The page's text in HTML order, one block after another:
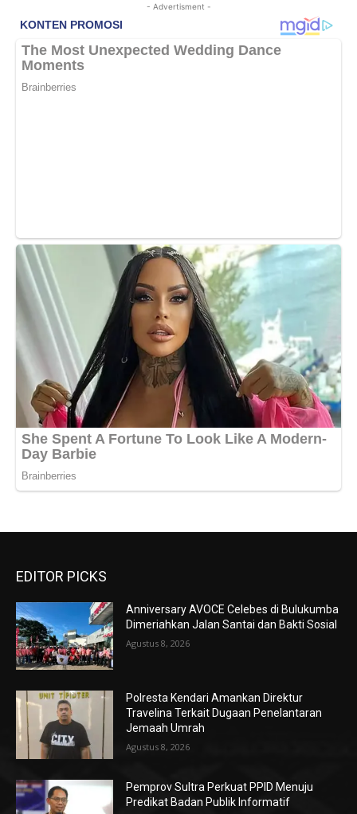
- Advertisment -
EDITOR PICKS
Anniversary AVOCE Celebes di Bulukumba
Dimeriahkan Jalan Santai dan Bakti Sosial
Agustus 8, 2026
Polresta Kendari Amankan Direktur
Travelina Terkait Dugaan Penelantaran
Jemaah Umrah
Agustus 8, 2026
Pemprov Sultra Perkuat PPID Menuju
Predikat Badan Publik Informatif